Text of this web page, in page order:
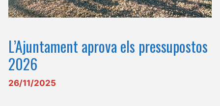
L’Ajuntament aprova els pressupostos
2026
26/11/2025